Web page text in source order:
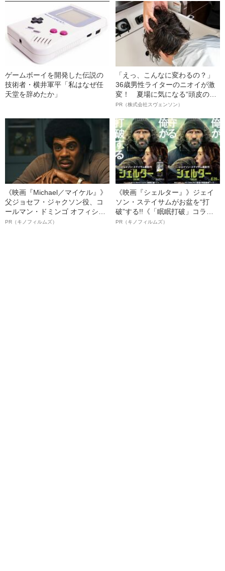
ゲームボーイを開発した伝説の
技術者・横井軍平「私はなぜ任
天堂を辞めたか」
「えっ、こんなに変わるの？」
36歳男性ライターのニオイが激
変！ 夏場に気になる“頭皮のニ
オイ”や“ベタつき”を解消す
ト”が生み出した徹底ケアとは
PR（株式会社スヴェンソン）
《映画『Michael／マイケル』》
父ジョセフ・ジャクソン役、コ
ールマン・ドミンゴ オフィシャ
ルインタビュー“観客を魅了した
PR（キノフィルムズ）
《映画『シェルター』》ジェイ
ソン・ステイサムがお盆を“打
破”する!!《「眠眠打破」コラ
ボ》
PR（キノフィルムズ）